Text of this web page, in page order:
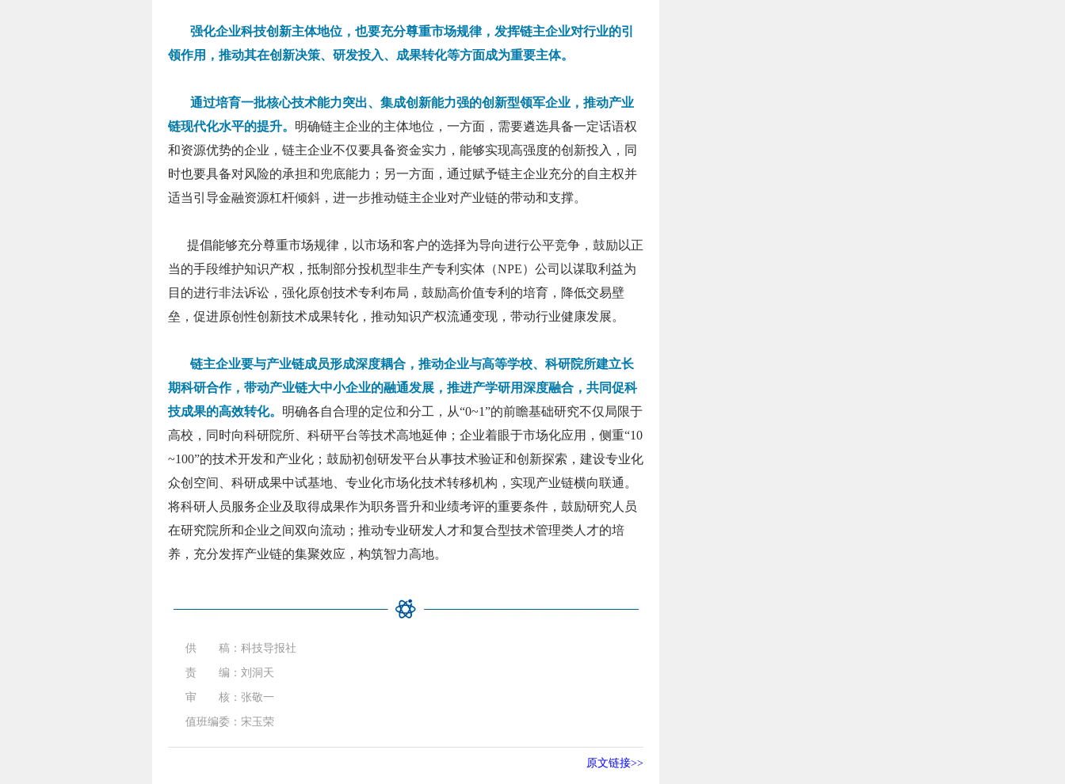
强化企业科技创新主体地位，也要充分尊重市场规律，发挥链主企业对行业的引
领作用，推动其在创新决策、研发投入、成果转化等方面成为重要主体。
通过培育一批核心技术能力突出、集成创新能力强的创新型领军企业，推动产业
链现代化水平的提升。 明确链主企业的主体地位，一方面，需要遴选具备一定话语权
和资源优势的企业，链主企业不仅要具备资金实力，能够实现高强度的创新投入，同
时也要具备对风险的承担和兜底能力；另一方面，通过赋予链主企业充分的自主权并
适当引导金融资源杠杆倾斜，进一步推动链主企业对产业链的带动和支撑。
提倡能够充分尊重市场规律，以市场和客户的选择为导向进行公平竞争，鼓励以正
当的手段维护知识产权，抵制部分投机型非生产专利实体（NPE）公司以谋取利益为
目的进行非法诉讼，强化原创技术专利布局，鼓励高价值专利的培育，降低交易壁
垒，促进原创性创新技术成果转化，推动知识产权流通变现，带动行业健康发展。
链主企业要与产业链成员形成深度耦合，推动企业与高等学校、科研院所建立长
期科研合作，带动产业链大中小企业的融通发展，推进产学研用深度融合，共同促科
技成果的高效转化。 明确各自合理的定位和分工，从“0~1”的前瞻基础研究不仅局限于
高校，同时向科研院所、科研平台等技术高地延伸；企业着眼于市场化应用，侧重“10
~100”的技术开发和产业化；鼓励初创研发平台从事技术验证和创新探索，建设专业化
众创空间、科研成果中试基地、专业化市场化技术转移机构，实现产业链横向联通。
将科研人员服务企业及取得成果作为职务晋升和业绩考评的重要条件，鼓励研究人员
在研究院所和企业之间双向流动；推动专业研发人才和复合型技术管理类人才的培
养，充分发挥产业链的集聚效应，构筑智力高地。
供 稿：科技导报社
责 编：刘洞天
审 核：张敬一
值班编委：宋玉荣
原文链接>>